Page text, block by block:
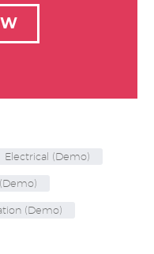
Electrical (Demo)
(Demo)